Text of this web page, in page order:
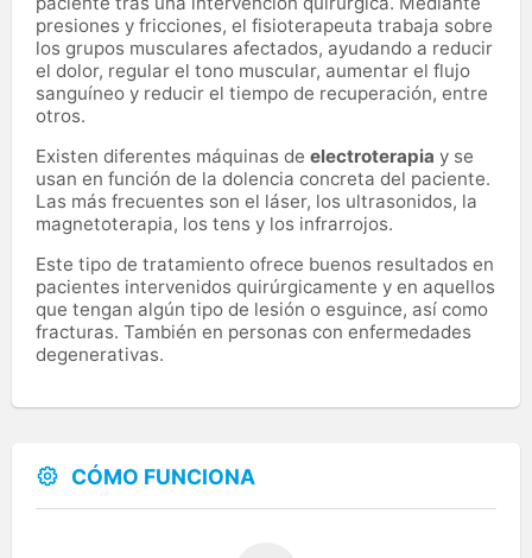
presiones y fricciones, el fisioterapeuta trabaja sobre
los grupos musculares afectados, ayudando a reducir
el dolor, regular el tono muscular, aumentar el flujo
sanguíneo y reducir el tiempo de recuperación, entre
otros.
Existen diferentes máquinas de electroterapia y se
usan en función de la dolencia concreta del paciente.
Las más frecuentes son el láser, los ultrasonidos, la
magnetoterapia, los tens y los infrarrojos.
Este tipo de tratamiento ofrece buenos resultados en
pacientes intervenidos quirúrgicamente y en aquellos
que tengan algún tipo de lesión o esguince, así como
fracturas. También en personas con enfermedades
degenerativas.
CÓMO FUNCIONA